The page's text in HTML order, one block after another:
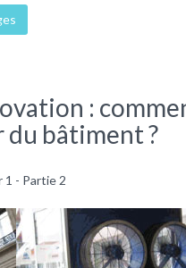
:
du bâtiment ?
1 - Partie 2